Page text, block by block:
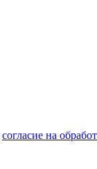
согласие на